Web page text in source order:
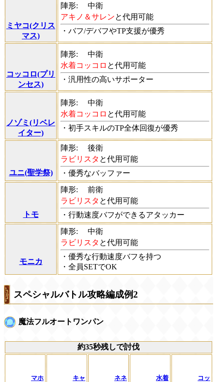
ミヤコ(クリス
マス)
陣形:
中衛
アキノ＆サレンと代用可能
・バフ/デバフやTP支援が優秀
コッコロ(プリ
ンセス)
陣形:
中衛
水着コッコロ と代用可能
・汎用性の高いサポーター
ノゾミ(リベレ
イター)
陣形:
中衛
水着コッコロ と代用可能
・初手スキルのTP全体回復が優秀
ユニ(聖学祭)
陣形:
後衛
ラビリスタ と代用可能
・優秀なバッファー
トモ
陣形:
前衛
ラビリスタ と代用可能
・行動速度バフができるアタッカー
モニカ
陣形:
中衛
ラビリスタ と代用可能
・優秀な行動速度バフを持つ
・全員SETでOK
スペシャルバトル攻略編成例2
魔法フルオートワンパン
約35秒残しで討伐
マホ
キャ
ネネ
水着
コッ